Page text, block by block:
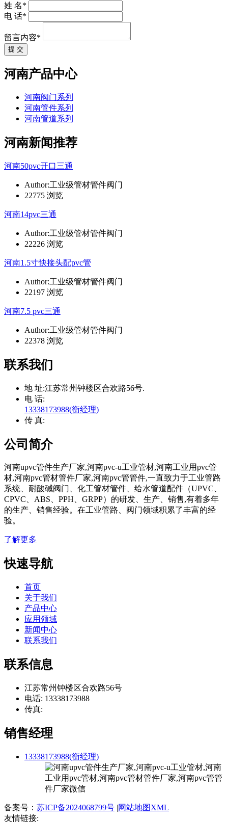
姓 名*
电 话*
留言内容*
提 交
河南产品中心
河南阀门系列
河南管件系列
河南管道系列
河南新闻推荐
河南50pvc开口三通
Author:工业级管材管件阀门
22775 浏览
河南14pvc三通
Author:工业级管材管件阀门
22226 浏览
河南1.5寸快接头配pvc管
Author:工业级管材管件阀门
22197 浏览
河南7.5 pvc三通
Author:工业级管材管件阀门
22378 浏览
联系我们
地 址:江苏常州钟楼区合欢路56号.
电 话:
13338173988(衡经理)
传 真:
公司简介
河南upvc管件生产厂家,河南pvc-u工业管材,河南工业用pvc管
材,河南pvc管材管件厂家,河南pvc管管件,一直致力于工业管路
系统、耐酸碱阀门、化工管材管件、给水管道配件（UPVC、
CPVC、ABS、PPH、GRPP）的研发、生产、销售,有着多年
的生产、销售经验。在工业管路、阀门领域积累了丰富的经
验。
了解更多
快速导航
首页
关于我们
产品中心
应用领域
新闻中心
联系我们
联系信息
江苏常州钟楼区合欢路56号
电话: 13338173988
传真:
销售经理
13338173988(衡经理)
备案号： 苏ICP备2024068799号 |网站地图XML
友情链接: